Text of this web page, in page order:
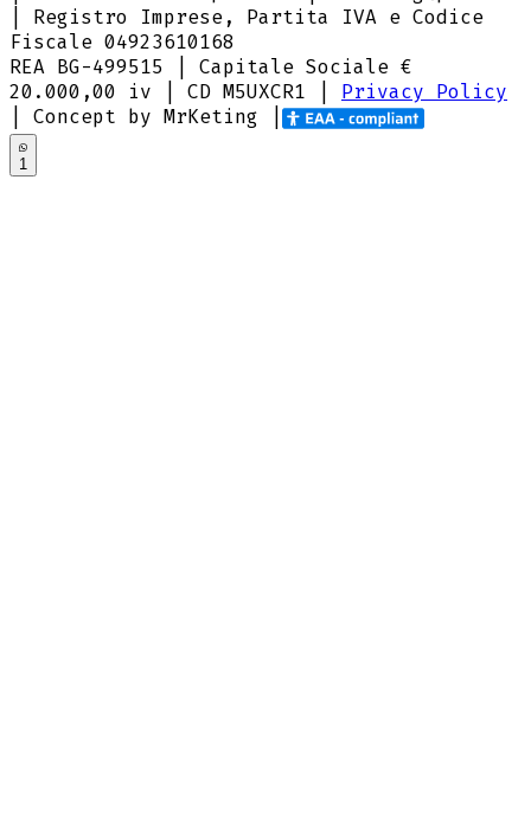
| Registro Imprese, Partita IVA e Codice
Fiscale 04923610168
REA BG-499515 | Capitale Sociale €
20.000,00 iv |
CD M5UXCR1
Privacy Policy
| Concept by MrKeting |
1